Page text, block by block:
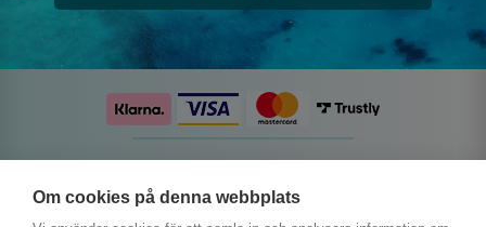
Om cookies på denna webbplats